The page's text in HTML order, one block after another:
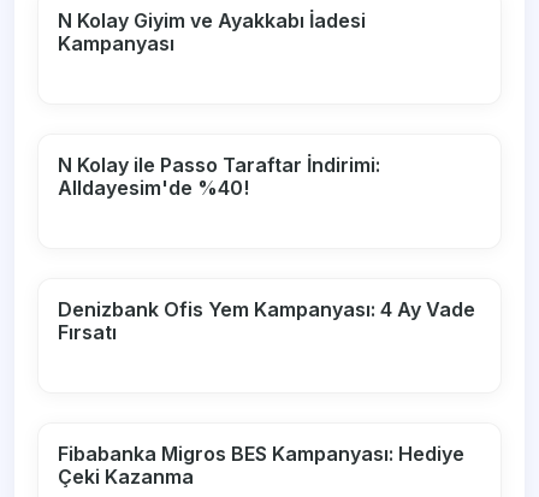
N Kolay Giyim ve Ayakkabı İadesi
Kampanyası
N Kolay ile Passo Taraftar İndirimi:
Alldayesim'de %40!
Denizbank Ofis Yem Kampanyası: 4 Ay Vade
Fırsatı
Fibabanka Migros BES Kampanyası: Hediye
Çeki Kazanma